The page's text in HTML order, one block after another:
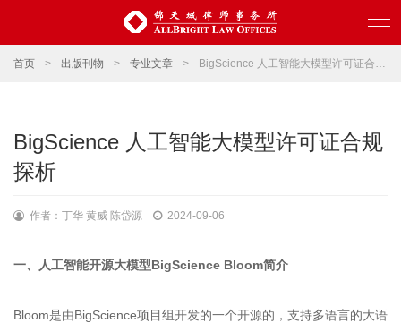
首页 > 出版刊物 > 专业文章 > BigScience 人工智能大模型许可证合规探析
BigScience 人工智能大模型许可证合规
探析
作者：丁华 黄威 陈岱源 2024-09-06
一、人工智能开源大模型BigScience Bloom简介
Bloom是由BigScience项目组开发的一个开源的，支持多语言的大语